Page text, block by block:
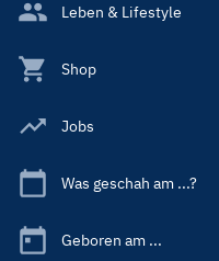
Leben & Lifestyle
Shop
Jobs
Was geschah am ...?
Geboren am ...